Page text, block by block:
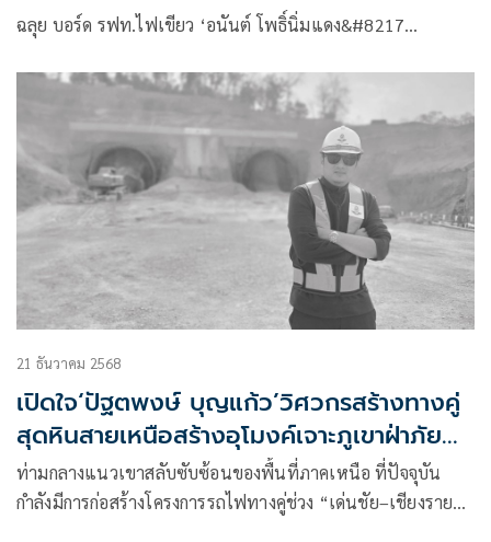
ฉลุย บอร์ด รฟท.ไฟเขียว ‘อนันต์ โพธิ์นิ่มแดง&#8217…
21 ธันวาคม 2568
เปิดใจ‘ปัฐตพงษ์ บุญแก้ว’วิศวกรสร้างทางคู่
สุดหินสายเหนือสร้างอุโมงค์เจาะภูเขาฝ่าภัย
พิบัติและความเชื่อ
ท่ามกลางแนวเขาสลับซับซ้อนของพื้นที่ภาคเหนือ ที่ปัจจุบัน
กำลังมีการก่อสร้างโครงการรถไฟทางคู่ช่วง “เด่นชัย–เชียงราย–